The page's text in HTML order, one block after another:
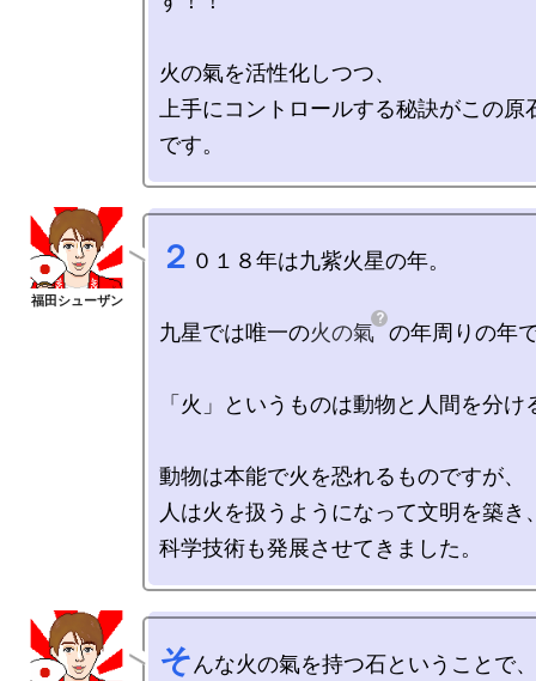
火の氣を活性化しつつ、
上手にコントロールする秘訣がこの原
２ ０１８年は九紫火星の年。
九星では唯一の火の氣 の年周りの年
「火」というものは動物と人間を分け
動物は本能で火を恐れるものですが、
人は火を扱うようになって文明を築き
そ